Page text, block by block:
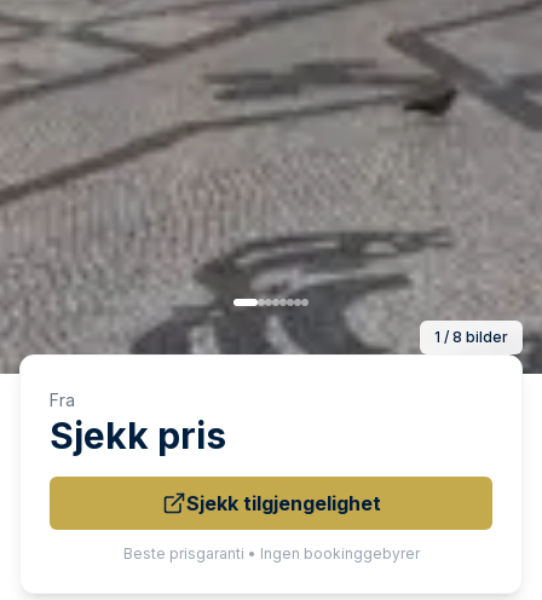
1 / 8 bilder
Fra
Sjekk pris
Sjekk tilgjengelighet
Beste prisgaranti • Ingen bookinggebyrer